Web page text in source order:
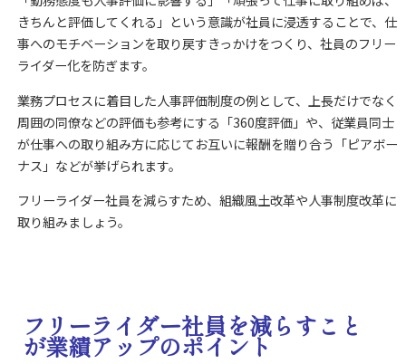
きちんと評価してくれる」という意識が社員に浸透することで、仕
事へのモチベーションを取り戻すきっかけをつくり、社員のフリー
ライダー化を防ぎます。
業務プロセスに着目した人事評価制度の例として、上長だけでなく
周囲の同僚などの評価も参考にする「360度評価」や、従業員同士
が仕事への取り組み方に応じてお互いに報酬を贈り合う「ピアボー
ナス」などが挙げられます。
フリーライダー社員を減らすため、組織風土改革や人事制度改革に
取り組みましょう。
フリーライダー社員を減らすこと
が業績アップのポイント